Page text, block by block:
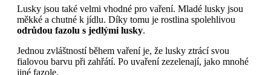
Lusky jsou také velmi vhodné pro vaření. Mladé lusky jsou
měkké a chutné k jídlu. Díky tomu je rostlina spolehlivou
odrůdou fazolu s jedlými lusky.
Jednou zvláštností během vaření je, že lusky ztrácí svou
fialovou barvu při zahřátí. Po uvaření zezelenají, jako mnohé
jiné fazole.